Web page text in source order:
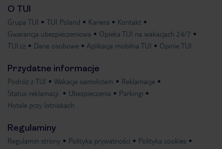
O TUI
Grupa TUI TUI Poland Kariera
Kontakt
Gwarancja ubezpieczeniowa
Opieka TUI na wakacjach 24/7
TUI.cz
Dane osobowe Aplikacja mobilna TUI Opinie TUI
Przydatne informacje
Podróż z TUI Wakacje samolotem
Reklamacje
Status reklamacji
Ubezpieczenia
Parkingi
Hotele przy lotniskach
Regulaminy
Regulamin strony Polityka prywatności
Polityka cookies